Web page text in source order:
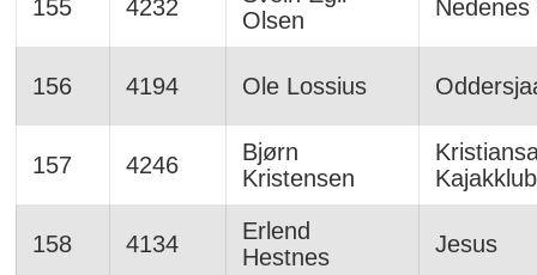
155 4232
Olsen
Nedenes
156 4194 Ole Lossius
157 4246
Bjørn
Kristensen
158 4134
Erlend
Hestnes
Jesus